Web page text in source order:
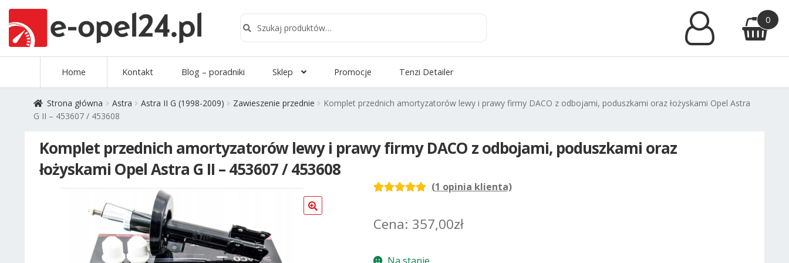
0
Home Kontakt Blog – poradniki Sklep Promocje Tenzi Detailer
Strona główna Astra Astra II G (1998-2009) Zawieszenie przednie
Komplet przednich amortyzatorów lewy i prawy firmy DACO z odbojami, poduszkami oraz łożyskami Opel Astra
G II – 453607 / 453608
Komplet przednich amortyzatorów lewy i prawy firmy DACO z odbojami, poduszkami oraz
łożyskami Opel Astra G II – 453607 / 453608
podstawie
(1 opinia klienta)
357,00zł